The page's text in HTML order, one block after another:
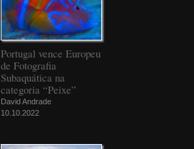
Portugal vence Europeu
de Fotografia
Subaquática na
categoria “Peixe”
David Andrade
10.10.2022